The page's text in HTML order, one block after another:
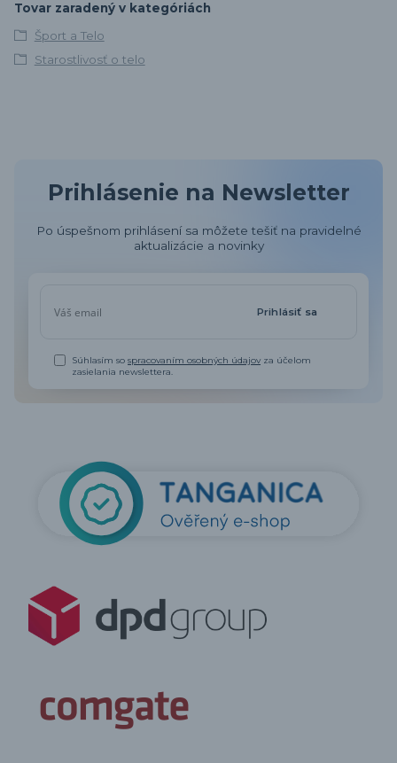
Tovar zaradený v kategóriách
Šport a Telo
Starostlivosť o telo
Prihlásenie na Newsletter
Po úspešnom prihlásení sa môžete tešiť na pravidelné
aktualizácie a novinky
Prihlásiť sa
Súhlasím sospracovaním osobných údajov za účelom
zasielania newslettera.